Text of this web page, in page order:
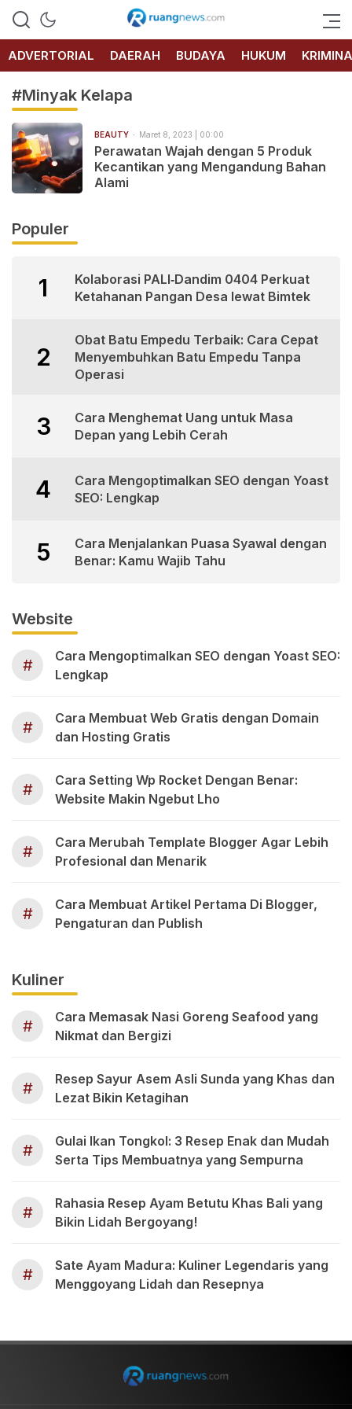
RUANG
NEWS
ADVERTORIAL
DAERAH BUDAYA HUKUM
#Minyak Kelapa
BEAUTY Maret 8, 2023 | 00:00
Perawatan Wajah dengan 5 Produk
Kecantikan yang Mengandung Bahan
Alami
Populer
1
Kolaborasi PALI‑Dandim 0404 Perkuat
Ketahanan Pangan Desa lewat Bimtek
2
Obat Batu Empedu Terbaik: Cara Cepat
Menyembuhkan Batu Empedu Tanpa
Operasi
3
Cara Menghemat Uang untuk Masa
Depan yang Lebih Cerah
4
Cara Mengoptimalkan SEO dengan Yoast
SEO: Lengkap
5
Cara Menjalankan Puasa Syawal dengan
Benar: Kamu Wajib Tahu
Website
#
Cara Mengoptimalkan SEO dengan Yoast SEO:
Lengkap
#
Cara Membuat Web Gratis dengan Domain
dan Hosting Gratis
#
Cara Setting Wp Rocket Dengan Benar:
Website Makin Ngebut Lho
#
Cara Merubah Template Blogger Agar Lebih
Profesional dan Menarik
#
Cara Membuat Artikel Pertama Di Blogger,
Pengaturan dan Publish
Kuliner
#
Cara Memasak Nasi Goreng Seafood yang
Nikmat dan Bergizi
#
Resep Sayur Asem Asli Sunda yang Khas dan
Lezat Bikin Ketagihan
#
Gulai Ikan Tongkol: 3 Resep Enak dan Mudah
Serta Tips Membuatnya yang Sempurna
#
Rahasia Resep Ayam Betutu Khas Bali yang
Bikin Lidah Bergoyang!
#
Sate Ayam Madura: Kuliner Legendaris yang
Menggoyang Lidah dan Resepnya